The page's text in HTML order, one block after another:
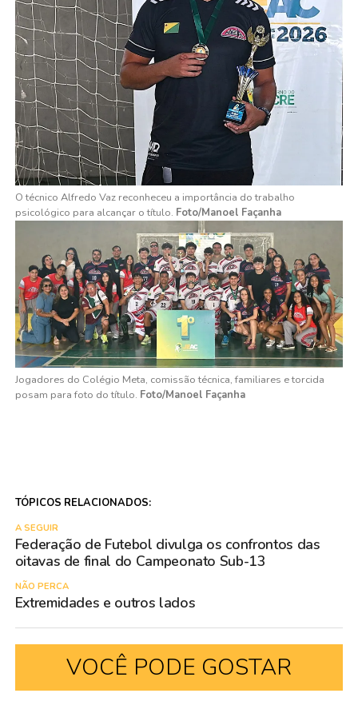
O técnico Alfredo Vaz reconheceu a importância do trabalho
psicológico para alcançar o título. Foto/Manoel Façanha
Jogadores do Colégio Meta, comissão técnica, familiares e torcida
posam para foto do título. Foto/Manoel Façanha
TÓPICOS RELACIONADOS:
A SEGUIR
Federação de Futebol divulga os confrontos das
oitavas de final do Campeonato Sub-13
NÃO PERCA
Extremidades e outros lados
VOCÊ PODE GOSTAR